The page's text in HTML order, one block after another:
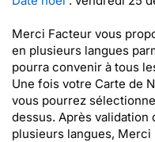
Merci Facteur vous
en plusieurs langues
pourra convenir à tous
Une fois votre Carte de
vous pourrez
dessus. Après validation
plusieurs langues,